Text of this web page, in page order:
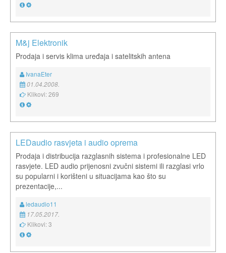
M&j Elektronik
Prodaja i servis klima uređaja i satelitskih antena
IvanaEter
01.04.2008.
Klikovi: 269
LEDaudio rasvjeta i audio oprema
Prodaja i distribucija razglasnih sistema i profesionalne LED
rasvjete. LED audio prijenosni zvučni sistemi ili razglasi vrlo
su popularni i korišteni u situacijama kao što su
prezentacije,...
ledaudio11
17.05.2017.
Klikovi: 3